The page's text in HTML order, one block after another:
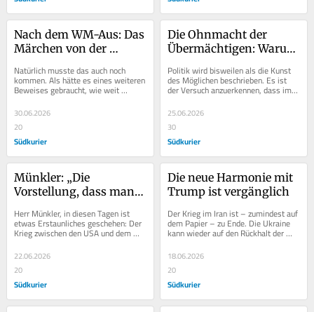
Nach dem WM-Aus: Das
Märchen von der
Natürlich musste das auch noch
kommen. Als hätte es eines weiteren
Beweises gebraucht, wie weit
Realität und Wunschdenken in
diesem Land inzwischen...
30.06.2026
20
Südkurier
Die Ohnmacht der
Übermächtigen: Warum
keinen Sieg garantiert
Politik wird bisweilen als die Kunst
des Möglichen beschrieben. Es ist
der Versuch anzuerkennen, dass im
Kompromiss bisweilen das
bestmögliche...
25.06.2026
30
Südkurier
Münkler: „Die
Vorstellung, dass man
Probleme schnell lösen
kann, ist geplatzt“
Herr Münkler, in diesen Tagen ist
etwas Erstaunliches geschehen: Der
Krieg zwischen den USA und dem
Iran ist zu Ende gegangen und das
Abkommen, das...
22.06.2026
20
Südkurier
Die neue Harmonie mit
Trump ist vergänglich
Der Krieg im Iran ist – zumindest auf
dem Papier – zu Ende. Die Ukraine
kann wieder auf den Rückhalt der
neue...
18.06.2026
20
Südkurier